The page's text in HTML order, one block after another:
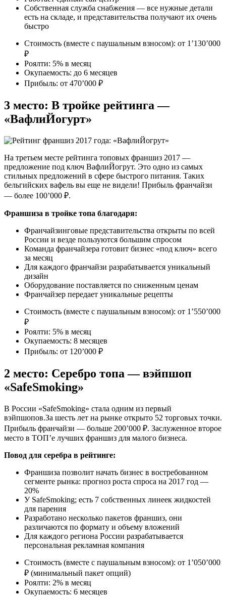
Собственная служба снабжения — все нужные детали
есть на складе, и представительства получают их очень
быстро
Стоимость (вместе с паушальным взносом): от 1’130’000
₽
Роялти: 5% в месяц
Окупаемость: до 6 месяцев
Прибыль: от 470’000 ₽
3 место: В тройке рейтинга —
«ВафлиЙогурт»
На третьем месте рейтинга топовых франшиз 2017 —
предложение под ключ ВафлиЙогрут. Это одно из самых
стильных предложений в сфере быстрого питания. Таких
бельгийских вафель вы еще не видели! Прибыль франчайзи
— более 100’000 ₽.
Франшиза в тройке топа благодаря:
Франчайзинговые представительства открыты по всей
России и везде пользуются большим спросом
Команда франчайзера готовит бизнес «под ключ» всего
за месяц
Для каждого франчайзи разрабатывается уникальный
дизайн
Оборудование поставляется по сниженным ценам
Франчайзер передает уникальные рецепты
Стоимость (вместе с паушальным взносом): от 1’550’000
₽
Роялти: 5% в месяц
Окупаемость: 8 месяцев
Прибыль: от 120’000 ₽
2 место: Серебро топа — вэйпшоп
«SafeSmoking»
В России «SafeSmoking» стала одним из первый
вэйпшопов.За шесть лет на рынке открыто 52 торговых точки.
Прибыль франчайзи — больше 200’000 ₽. Заслуженное второе
место в ТОП’е лучших франшиз для малого бизнеса.
Повод для серебра в рейтинге:
Франшиза позволит начать бизнес в востребованном
сегменте рынка: прогноз роста спроса на 2017 год —
20%
У SafeSmoking; есть 7 собственных линеек жидкостей
для парения
Разработано несколько пакетов франшиз, они
различаются по формату и объему вложений
Для каждого региона России разрабатывается
персональная рекламная компания
Стоимость (вместе с паушальным взносом): от 1’050’000
₽ (минимальный пакет опций)
Роялти: 2% в месяц
Окупаемость: 6 месяцев